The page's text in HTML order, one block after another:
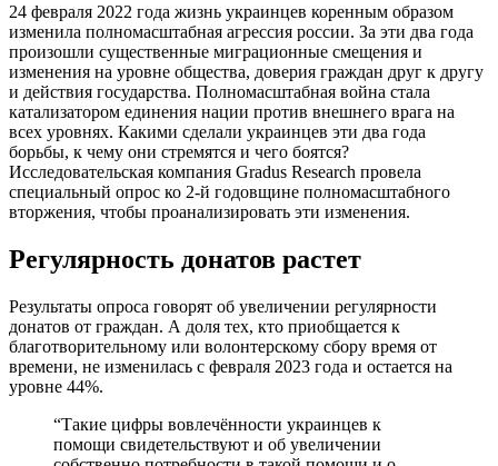
24 февраля 2022 года жизнь украинцев коренным образом
изменила полномасштабная агрессия россии. За эти два года
произошли существенные миграционные смещения и
изменения на уровне общества, доверия граждан друг к другу
и действия государства. Полномасштабная война стала
катализатором единения нации против внешнего врага на
всех уровнях. Какими сделали украинцев эти два года
борьбы, к чему они стремятся и чего боятся?
Исследовательская компания Gradus Research провела
специальный опрос ко 2-й годовщине полномасштабного
вторжения, чтобы проанализировать эти изменения.
Регулярность донатов растет
Результаты опроса говорят об увеличении регулярности
донатов от граждан. А доля тех, кто приобщается к
благотворительному или волонтерскому сбору время от
времени, не изменилась с февраля 2023 года и остается на
уровне 44%.
“Такие цифры вовлечённости украинцев к
помощи свидетельствуют и об увеличении